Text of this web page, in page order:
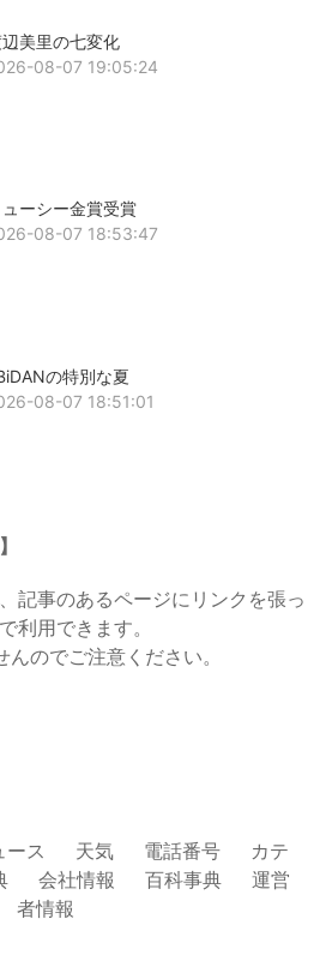
美里の七変化
08-07 19:05:24
ューシー金賞受賞
08-07 18:53:47
の特別な夏
08-07 18:51:01
記事のあるページにリンクを張っ
利用できます。
のでご注意ください。
ース 天気 電話番号
カテ
会社情報 百科事典
運営
者情報